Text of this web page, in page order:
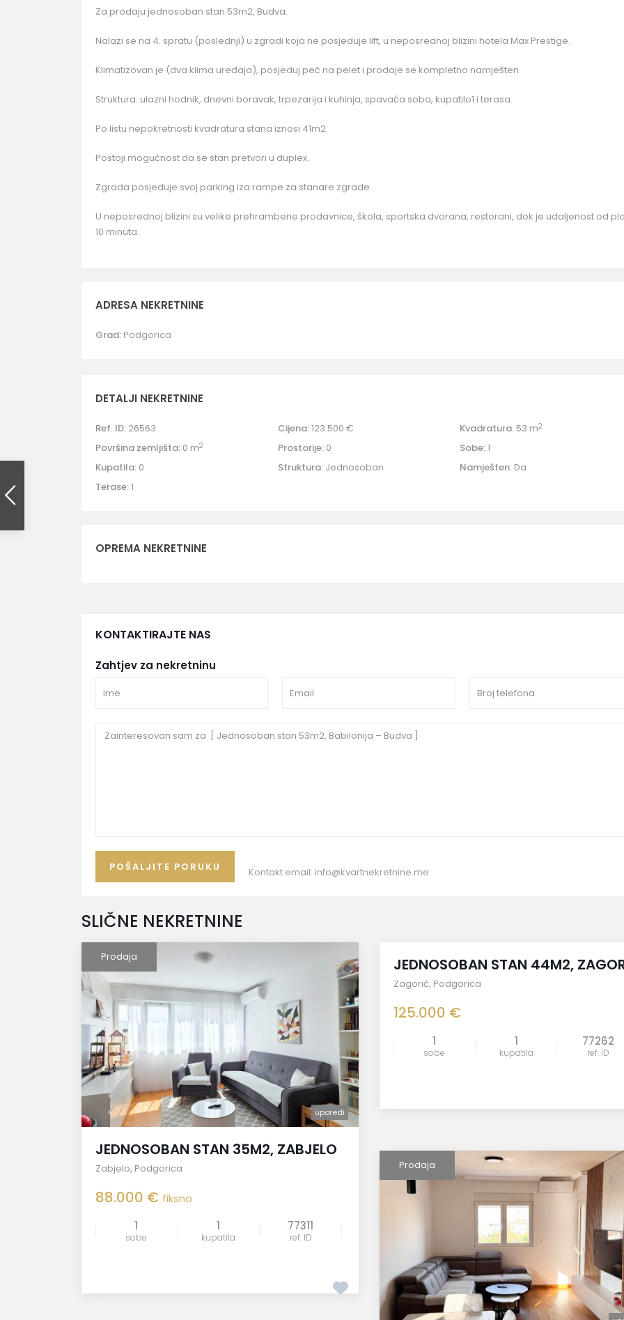
Za prodaju jednosoban stan 53m2, Budva.
Nalazi se na 4. spratu (poslednji) u zgradi koja ne posjeduje lift, u neposrednoj blizini hotela Max Prestige.
Klimatizovan je (dva klima uređaja), posjeduj peć na pelet i prodaje se kompletno namješten.
Struktura: ulazni hodnik, dnevni boravak, trpezarija i kuhinja, spavaća soba, kupatilo1 i terasa.
Po listu nepokretnosti kvadratura stana iznosi 41m2.
Postoji mogućnost da se stan pretvori u duplex.
Zgrada posjeduje svoj parking iza rampe za stanare zgrade.
U neposrednoj blizini su velike prehrambene prodavnice, škola, sportska dvorana, restorani, dok je udaljenost od
10 minuta.
ADRESA NEKRETNINE
Grad: Podgorica
DETALJI NEKRETNINE
Ref. ID: 26563 Cijena:123.500 € Kvadratura: 53 m2
Površina zemljišta: 0 m2 Prostorije:0 Sobe:1
Kupatila: 0 Struktura:Jednosoban Namješten: Da
Terase:1
OPREMA NEKRETNINE
KONTAKTIRAJTE NAS
Zahtjev za nekretninu
Kontakt email: info@kvartnekretnine.me
SLIČNE NEKRETNINE
Prodaja
uporedi
JEDNOSOBAN STAN 35M2, ZABJELO
Zabjelo, Podgorica
88.000 € fiksno
1
sobe
1
kupatila
77311
ref. ID
Prodaja
uporedi
JEDNOSOBAN STAN 44M2,
Zagorič, Podgorica
125.000 €
1
sobe
1
kupatila
77262
ref. ID
Prodaja